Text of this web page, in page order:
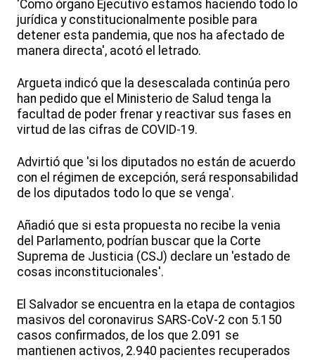
'Como órgano Ejecutivo estamos haciendo todo lo
jurídica y constitucionalmente posible para
detener esta pandemia, que nos ha afectado de
manera directa', acotó el letrado.
Argueta indicó que la desescalada continúa pero
han pedido que el Ministerio de Salud tenga la
facultad de poder frenar y reactivar sus fases en
virtud de las cifras de COVID-19.
Advirtió que 'si los diputados no están de acuerdo
con el régimen de excepción, será responsabilidad
de los diputados todo lo que se venga'.
Añadió que si esta propuesta no recibe la venia
del Parlamento, podrían buscar que la Corte
Suprema de Justicia (CSJ) declare un 'estado de
cosas inconstitucionales'.
El Salvador se encuentra en la etapa de contagios
masivos del coronavirus SARS-CoV-2 con 5.150
casos confirmados, de los que 2.091 se
mantienen activos, 2.940 pacientes recuperados